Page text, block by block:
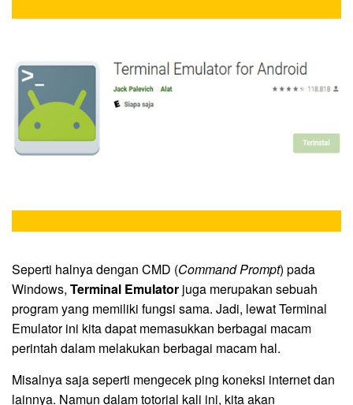
Seperti halnya dengan CMD (Command Prompt) pada
Windows, Terminal Emulator juga merupakan sebuah
program yang memiliki fungsi sama. Jadi, lewat Terminal
Emulator ini kita dapat memasukkan berbagai macam
perintah dalam melakukan berbagai macam hal.
Misalnya saja seperti mengecek ping koneksi internet dan
lainnya. Namun dalam totorial kali ini, kita akan